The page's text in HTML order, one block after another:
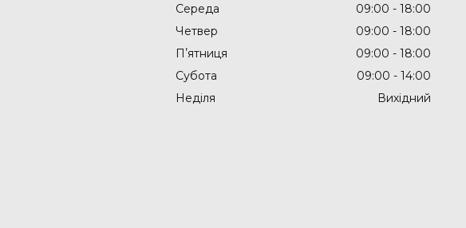
Середа
09:00
18:00
Четвер
09:00
18:00
Пʼятниця
09:00
18:00
Субота
09:00
14:00
Неділя
Вихідний